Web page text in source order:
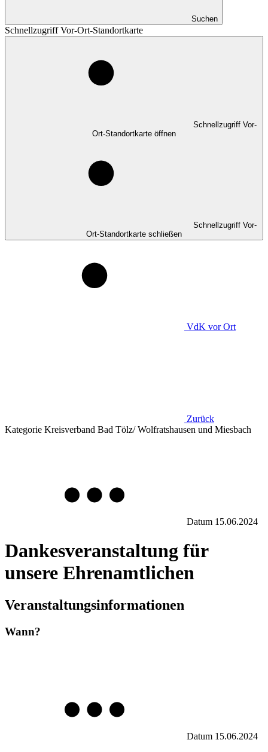
Suchen
Schnellzugriff Vor-Ort-Standortkarte
Schnellzugriff Vor-
Ort-Standortkarte öffnen
Schnellzugriff Vor-
Ort-Standortkarte schließen
VdK vor Ort
Zurück
Kategorie Kreisverband Bad Tölz/ Wolfratshausen und Miesbach
Datum 15.06.2024
Dankesveranstaltung für
unsere Ehrenamtlichen
Veranstaltungsinformationen
Wann?
Datum 15.06.2024